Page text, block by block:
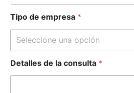
Tipo de empresa *
Seleccione una opción
Detalles de la consulta *